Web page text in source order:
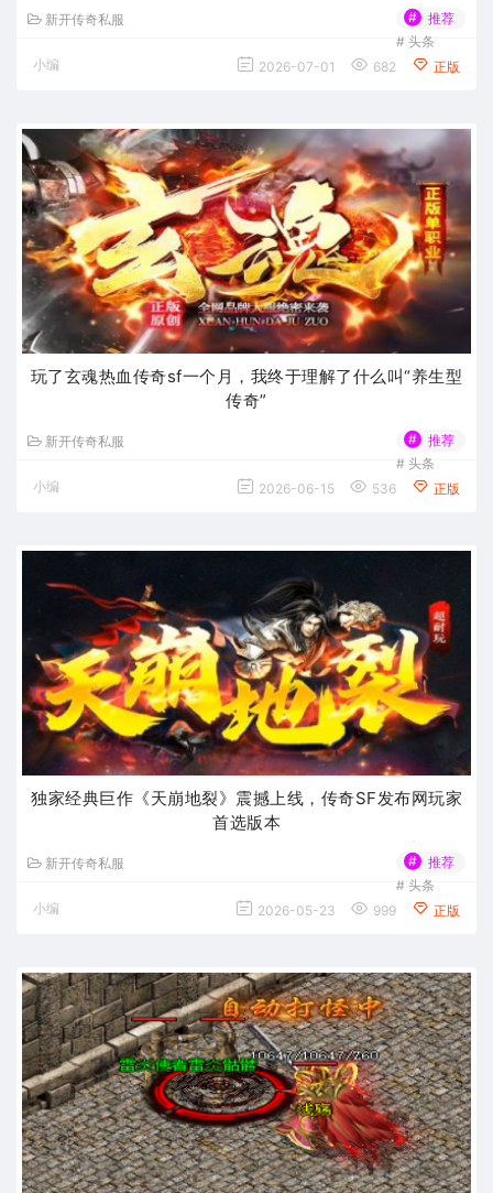
新开传奇私服 #
推荐
# 头条
小编
2026-07-01 682 正版
玩了玄魂热血传奇sf一个月，我终于理解了什么叫“养生型
传奇”
新开传奇私服 #
推荐
# 头条
小编
2026-06-15 536 正版
独家经典巨作《天崩地裂》震撼上线，传奇SF发布网玩家
首选版本
新开传奇私服 #
推荐
# 头条
小编
2026-05-23 999 正版